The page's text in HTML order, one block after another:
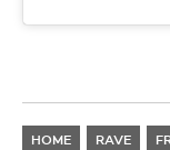
HOME RAVE